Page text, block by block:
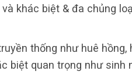
khác biệt & đa chủng
thống như huê
biệt quan trọng như sinh